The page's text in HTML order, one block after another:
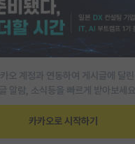
판
오 계정과 연동하여 게시글에 달린
알람, 소식등을 빠르게 받아보세요
카카오로 시작하기